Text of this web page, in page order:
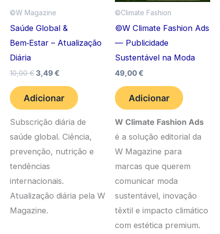
©️W Magazine
Saúde Global &
Bem‑Estar – Atualização
Diária
10,00€ O
era:
10,00 €.
3,49€O
atual
é:
3,49 €.
Adicionar
Subscrição diária de
saúde global. Ciência,
prevenção, nutrição e
tendências
internacionais.
Atualização diária pela W
Magazine.
©Climate Fashion
©W Climate Fashion Ads
— Publicidade
Sustentável na Moda
49,00€
Adicionar
W Climate Fashion Ads
é a solução editorial da
W Magazine para
marcas que querem
comunicar moda
sustentável, inovação
têxtil e impacto climático
com estética premium.